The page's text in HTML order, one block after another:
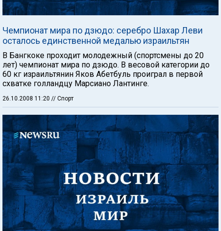
Чемпионат мира по дзюдо: серебро Шахар Леви
осталось единственной медалью израильтян
В Бангкоке проходит молодежный (спортсмены до 20
лет) чемпионат мира по дзюдо. В весовой категории до
60 кг израильтянин Яков Абетбуль проиграл в первой
схватке голландцу Марсиано Лантинге.
26.10.2008 11:20 // Спорт